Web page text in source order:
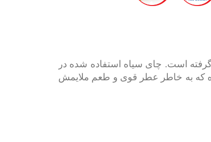
است. چای سیاه استفاده شده در
که به خاطر عطر قوی و طعم ملایمش